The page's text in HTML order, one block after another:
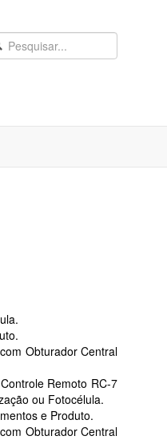
to.
Obturador Central
Remoto RC-7
ou Fotocélula.
e Produto.
Obturador Central